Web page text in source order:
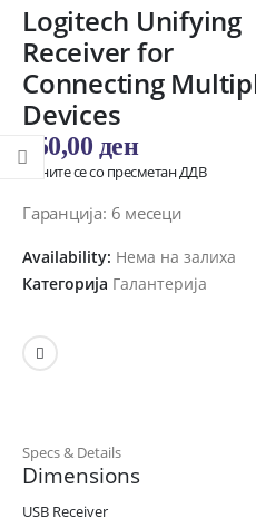
Logitech Unifying
Receiver for
Connecting
Devices
850,00 ден
Цените се со пресметан ДДВ
Гаранција: 6 месеци
Availability: Нема на залиха
Категорија Галантерија
Specs & Details
Dimensions
USB Receiver